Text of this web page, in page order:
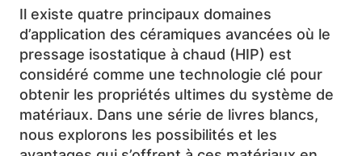
Il existe quatre principaux domaines
d’application des céramiques avancées où le
pressage isostatique à chaud (HIP) est
considéré comme une technologie clé pour
obtenir les propriétés ultimes du système de
matériaux. Dans une série de livres blancs,
nous explorons les possibilités et les